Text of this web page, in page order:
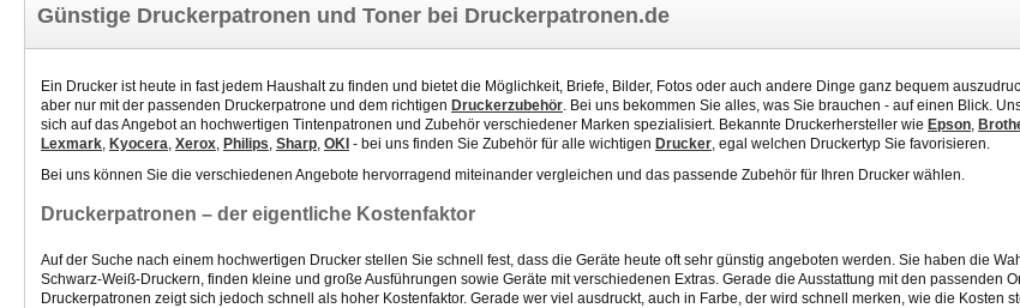
Günstige Druckerpatronen und Toner bei Druckerpatronen.de
Ein Drucker ist heute in fast jedem Haushalt zu finden und bietet die Möglichkeit, Briefe, Bilder, Fotos oder auch andere Dinge ganz bequem
aber nur mit der passenden Druckerpatrone und dem richtigen Druckerzubehör. Bei uns bekommen Sie alles, was Sie brauchen - auf einen Blick.
sich auf das Angebot an hochwertigen Tintenpatronen und Zubehör verschiedener Marken spezialisiert. Bekannte Druckerhersteller wie Epson,
Lexmark, Kyocera, Xerox, Philips, Sharp, OKI - bei uns finden Sie Zubehör für alle wichtigen Drucker, egal welchen Druckertyp Sie favorisieren.
Bei uns können Sie die verschiedenen Angebote hervorragend miteinander vergleichen und das passende Zubehör für Ihren Drucker wählen.
Druckerpatronen – der eigentliche Kostenfaktor
Auf der Suche nach einem hochwertigen Drucker stellen Sie schnell fest, dass die Geräte heute oft sehr günstig angeboten werden. Sie haben die
Schwarz-Weiß-Druckern, finden kleine und große Ausführungen sowie Geräte mit verschiedenen Extras. Gerade die Ausstattung mit den passenden
Druckerpatronen zeigt sich jedoch schnell als hoher Kostenfaktor. Gerade wer viel ausdruckt, auch in Farbe, der wird schnell merken, wie die Kosten